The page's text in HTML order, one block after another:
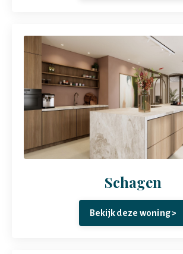
Schagen
Bekijk deze woning >